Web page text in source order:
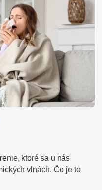
ktoré sa u nás
vlnách. Čo je to